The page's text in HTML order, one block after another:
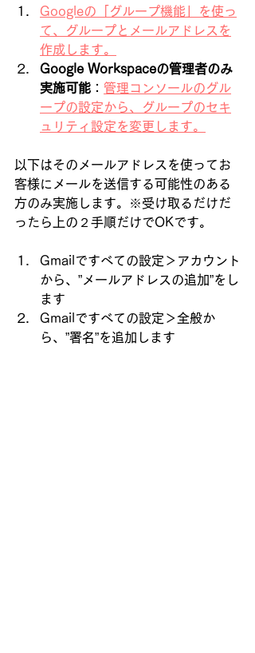
Googleの「グループ機能」を使っ
て、グループとメールアドレスを
作成します。
Google Workspaceの管理者のみ
実施可能 ： 管理コンソールのグル
ープの設定から、グループのセキ
ュリティ設定を変更します。
以下はそのメールアドレスを使ってお
客様にメールを送信する可能性のある
方のみ実施します。※受け取るだけだ
ったら上の２手順だけでOKです。
Gmailですべての設定＞アカウント
から、”メールアドレスの追加”をし
ます
Gmailですべての設定＞全般か
ら、”署名”を追加します